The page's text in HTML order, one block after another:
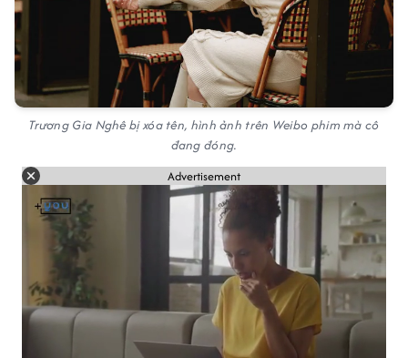
Trương Gia Nghê bị xóa tên, hình ảnh trên Weibo phim mà cô
đang đóng.
Advertisement